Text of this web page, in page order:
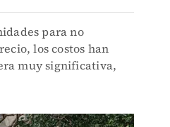
para no
los costos han
muy significativa,